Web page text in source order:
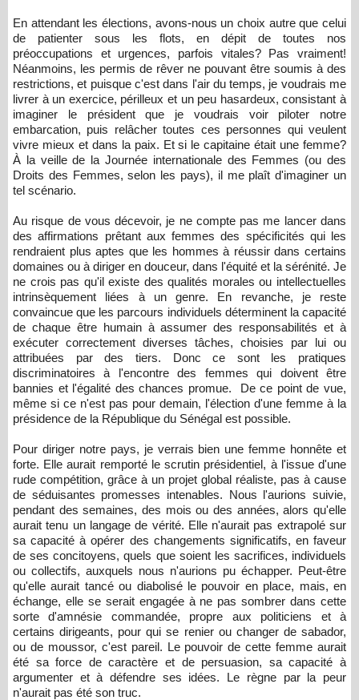
En attendant les élections, avons-nous un choix autre que celui
de patienter sous les flots, en dépit de toutes nos
préoccupations et urgences, parfois vitales? Pas vraiment!
Néanmoins, les permis de rêver ne pouvant être soumis à des
restrictions, et puisque c'est dans l'air du temps, je voudrais me
livrer à un exercice, périlleux et un peu hasardeux, consistant à
imaginer le président que je voudrais voir piloter notre
embarcation, puis relâcher toutes ces personnes qui veulent
vivre mieux et dans la paix. Et si le capitaine était une femme?
À la veille de la Journée internationale des Femmes (ou des
Droits des Femmes, selon les pays), il me plaît d'imaginer un
tel scénario.
Au risque de vous décevoir, je ne compte pas me lancer dans
des affirmations prêtant aux femmes des spécificités qui les
rendraient plus aptes que les hommes à réussir dans certains
domaines ou à diriger en douceur, dans l'équité et la sérénité. Je
ne crois pas qu'il existe des qualités morales ou intellectuelles
intrinsèquement liées à un genre. En revanche, je reste
convaincue que les parcours individuels déterminent la capacité
de chaque être humain à assumer des responsabilités et à
exécuter correctement diverses tâches, choisies par lui ou
attribuées par des tiers. Donc ce sont les pratiques
discriminatoires à l'encontre des femmes qui doivent être
bannies et l'égalité des chances promue. De ce point de vue,
même si ce n'est pas pour demain, l'élection d'une femme à la
présidence de la République du Sénégal est possible.
Pour diriger notre pays, je verrais bien une femme honnête et
forte. Elle aurait remporté le scrutin présidentiel, à l'issue d'une
rude compétition, grâce à un projet global réaliste, pas à cause
de séduisantes promesses intenables. Nous l'aurions suivie,
pendant des semaines, des mois ou des années, alors qu'elle
aurait tenu un langage de vérité. Elle n'aurait pas extrapolé sur
sa capacité à opérer des changements significatifs, en faveur
de ses concitoyens, quels que soient les sacrifices, individuels
ou collectifs, auxquels nous n'aurions pu échapper. Peut-être
qu'elle aurait tancé ou diabolisé le pouvoir en place, mais, en
échange, elle se serait engagée à ne pas sombrer dans cette
sorte d'amnésie commandée, propre aux politiciens et à
certains dirigeants, pour qui se renier ou changer de sabador,
ou de moussor, c'est pareil. Le pouvoir de cette femme aurait
été sa force de caractère et de persuasion, sa capacité à
argumenter et à défendre ses idées. Le règne par la peur
n'aurait pas été son truc.